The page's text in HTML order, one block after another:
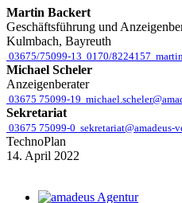
Martin Backert
Geschäftsführung und
Kulmbach, Bayreuth
03675/75099-13 0170/8224157
Michael Scheler
Anzeigenberater
03675 75099-19
Sekretariat
03675 75099-0 sekretariat@amadeus-
TechnoPlan
14. April 2022